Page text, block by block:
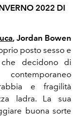
2022 DI
, Jordan Bowen
posto sesso e
decidono di
e fragilità
ladra. La sua
buona sorte